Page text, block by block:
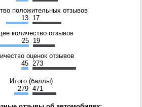
положительных отзывов
13 17
количество отзывов
25 19
оценок отзывов
45 273
Итого (баллы)
279 471